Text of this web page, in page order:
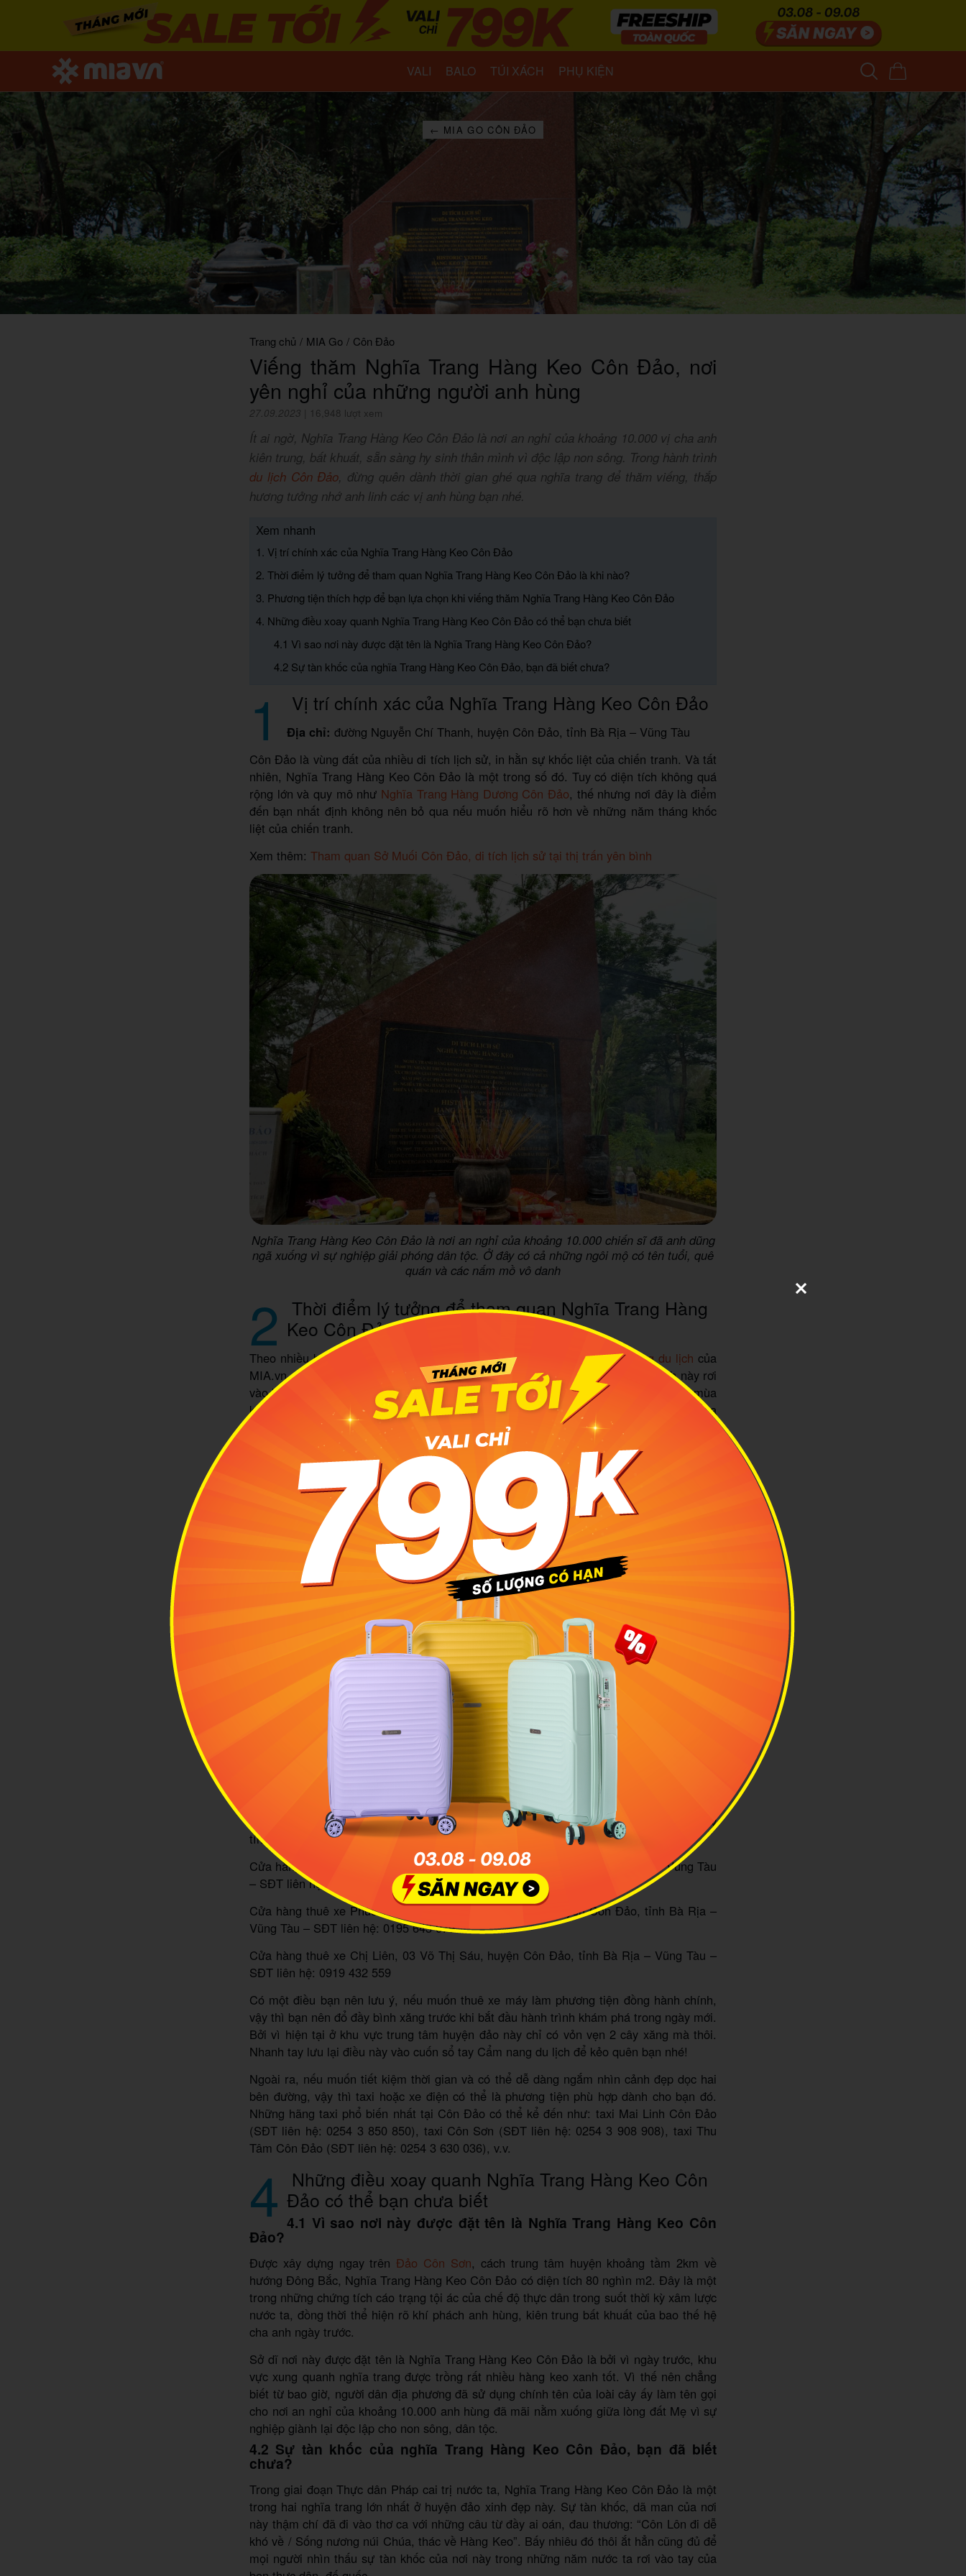
VALI BALO TÚI XÁCH PHỤ KIỆN
← MIA GO CÔN ĐẢO
Trang chủ / MIA Go / Côn Đảo
Viếng thăm Nghĩa Trang Hàng Keo Côn Đảo, nơi
yên nghỉ của những người anh hùng
27.09.2023 16,948 lượt xem
Ít ai ngờ, Nghĩa Trang Hàng Keo Côn Đảo là nơi an nghỉ của khoảng 10.000 vị cha anh
kiên trung, bất khuất, sẵn sàng hy sinh thân mình vì độc lập non sông. Trong hành trình
du lịch Côn Đảo, đừng quên dành thời gian ghé qua nghĩa trang để thăm viếng, thắp
hương tưởng nhớ anh linh các vị anh hùng bạn nhé.
Xem nhanh
1. Vị trí chính xác của Nghĩa Trang Hàng Keo Côn Đảo
2. Thời điểm lý tưởng để tham quan Nghĩa Trang Hàng Keo Côn Đảo là khi nào?
3. Phương tiện thích hợp để bạn lựa chọn khi viếng thăm Nghĩa Trang Hàng Keo Côn Đảo
4. Những điều xoay quanh Nghĩa Trang Hàng Keo Côn Đảo có thể bạn chưa biết
4.1 Vì sao nơi này được đặt tên là Nghĩa Trang Hàng Keo Côn Đảo?
4.2 Sự tàn khốc của nghĩa Trang Hàng Keo Côn Đảo, bạn đã biết chưa?
1 Vị trí chính xác của Nghĩa Trang Hàng Keo Côn Đảo
Địa chỉ: đường Nguyễn Chí Thanh, huyện Côn Đảo, tỉnh Bà Rịa – Vũng Tàu
Côn Đảo là vùng đất của nhiều di tích lịch sử, in hằn sự khốc liệt của chiến tranh. Và tất
nhiên, Nghĩa Trang Hàng Keo Côn Đảo là một trong số đó. Tuy có diện tích không quá
rộng lớn và quy mô như Nghĩa Trang Hàng Dương Côn Đảo, thế nhưng nơi đây là điểm
đến bạn nhất định không nên bỏ qua nếu muốn hiểu rõ hơn về những năm tháng khốc
liệt của chiến tranh.
Xem thêm: Tham quan Sở Muối Côn Đảo, di tích lịch sử tại thị trấn yên bình
Nghĩa Trang Hàng Keo Côn Đảo là nơi an nghỉ của khoảng 10.000 chiến sĩ đã anh dũng
ngã xuống vì sự nghiệp giải phóng dân tộc. Ở đây có cả những ngôi mộ có tên tuổi, quê
quán và các nấm mồ vô danh
2 Thời điểm lý tưởng để tham quan Nghĩa Trang Hàng
Keo Côn Đảo là khi nào?
Theo nhiều bạn từng đến Côn Đảo và chia sẻ cùng chuyên mụcCẩm nang du lịch của
MIA.vn, thời điểm lý tưởng nhất trong năm để bạn ghé thăm huyện đảo yên bình này rơi
vào khoảng từ tháng 12 đến tháng 4 năm sau. Đây là thời điểm Côn Đảo bước vào mùa
khô, thời tiết trong ngày thoáng đãng, không mưa, rất mát mẻ với các cơn gió từ khơi xa
thổi vào, mang theo dư vị mặn mòi đặc trưng của biển khơi. Nếu muốn viếng thăm và
thắp hương cho anh linh các anh hùng liệt sĩ đã ngã xuống vì độc lập non sông nơi
Nghĩa Trang Hàng Keo Côn Đảo, khoảng thời gian từ tháng 12 đến tháng 4 sẽ phù hợp
Ngược lại, nếu đến Côn Đảo vào khoảng thời gian từ tháng 5 đến tháng 11, bạn sẽ có
thể gặp nhiều trở ngại. Đây là thời điểm Côn Đảo bắt đầu bước vào mùa mưa. Mặc dù
lượng mưa không quá nhiều, chỉ kéo dài khoảng độ một tiếng mà thôi, thế nhưng việc
mưa liên tục vài ngày liền sẽ khiến mọi người gặp nhiều khó khăn khi đi tham quan, dạo
biển. Tuy khí hậu lúc này tương đối thoáng đãng, dễ chịu hơn nhưng phần nào mang
theo những bất tiện. Tùy theo nhu cầu và sở thích cá nhân, bạn có thể cân nhắc thời
điểm xuất phát thế nào để phù hợp nhất nhé.
Phương tiện thích hợp để bạn lựa chọn khi viếng
thăm Nghĩa Trang Hàng Keo Côn Đảo
Tọa lạc ngay trên trục đường Nguyễn Chí Thanh đoạn từ sân bay đi vào khu hành chính
đảo, thế nên bạn có thể dễ dàng ghé đến tham quan di tích lịch sử này bằng xe máy,
taxi, xe điện hoặc xe đạp đều được cả.
Nếu muốn chủ động trong việc di chuyển và có thể kết hợp ghé đến tham quan nhiều địa
điểm nổi tiếng khác tại địa phương, đồng thời tiết kiệm chi phí trong việc đi lại, xe máy
sẽ là lựa chọn phù hợp. Tại Côn Đảo hiện nay có nhiều các cửa hàng cho thuê xe máy
với mức giá phải chăng, dao động từ 120.000 VND đến 150.000 VND / ngày tùy theo
loại xe mà bạn chọn là xe số hoặc tay ga. Nếu muốn tìm một địa điểm thuê xe máy uy
tín tại địa phương, có thể tham khảo list mà MIA.vn gợi ý ngay bên dưới nhé:
Cửa hàng thuê xe Mộng Trinh, 36 Nguyễn Huệ, huyện Côn Đảo, tỉnh Bà Rịa – Vũng Tàu
– SĐT liên hệ: 0915 080 827
Cửa hàng thuê xe Phúc Tường, 34 Tôn Đức Thắng, K4, huyện Côn Đảo, tỉnh Bà Rịa –
Vũng Tàu – SĐT liên hệ: 0195 643 079
Cửa hàng thuê xe Chị Liên, 03 Võ Thị Sáu, huyện Côn Đảo, tỉnh Bà Rịa – Vũng Tàu –
SĐT liên hệ: 0919 432 559
Có một điều bạn nên lưu ý, nếu muốn thuê xe máy làm phương tiện đồng hành chính,
vậy thì bạn nên đổ đầy bình xăng trước khi bắt đầu hành trình khám phá trong ngày mới.
Bởi vì hiện tại ở khu vực trung tâm huyện đảo này chỉ có vỏn vẹn 2 cây xăng mà thôi.
Nhanh tay lưu lại điều này vào cuốn sổ tay Cẩm nang du lịch để kẻo quên bạn nhé!
Ngoài ra, nếu muốn tiết kiệm thời gian và có thể dễ dàng ngắm nhìn cảnh đẹp dọc hai
bên đường, vậy thì taxi hoặc xe điện có thể là phương tiện phù hợp dành cho bạn đó.
Những hãng taxi phổ biến nhất tại Côn Đảo có thể kể đến như: taxi Mai Linh Côn Đảo
(SĐT liên hệ: 0254 3 850 850), taxi Côn Sơn (SĐT liên hệ: 0254 3 908 908), taxi Thu
Tâm Côn Đảo (SĐT liên hệ: 0254 3 630 036), v.v.
4
Những điều xoay quanh Nghĩa Trang Hàng Keo Côn
Đảo có thể bạn chưa biết
4.1 Vì sao nơi này được đặt tên là Nghĩa Trang Hàng Keo Côn
Đảo?
Được xây dựng ngay trênĐảo Côn Sơn, cách trung tâm huyện khoảng tầm 2km về
hướng Đông Bắc, Nghĩa Trang Hàng Keo Côn Đảo có diện tích 80 nghìn m2. Đây là một
trong những chứng tích cáo trạng tội ác của chế độ thực dân trong suốt thời kỳ xâm lược
nước ta, đồng thời thể hiện rõ khí phách anh hùng, kiên trung bất khuất của bao thế hệ
cha anh ngày trước.
Sở dĩ nơi này được đặt tên là Nghĩa Trang Hàng Keo Côn Đảo là bởi vì ngày trước, khu
vực xung quanh nghĩa trang được trồng rất nhiều hàng keo xanh tốt. Vì thế nên chẳng
biết từ bao giờ, người dân địa phương đã sử dụng chính tên của loài cây ấy làm tên gọi
cho nơi an nghỉ của khoảng 10.000 anh hùng đã mãi nằm xuống giữa lòng đất Mẹ vì sự
nghiệp giành lại độc lập cho non sông, dân tộc.
4.2 Sự tàn khốc của nghĩa Trang Hàng Keo Côn Đảo, bạn đã biết
chưa?
Trong giai đoạn Thực dân Pháp cai trị nước ta, Nghĩa Trang Hàng Keo Côn Đảo là một
trong hai nghĩa trang lớn nhất ở huyện đảo xinh đẹp này. Sự tàn khốc, dã man của nơi
này thậm chí đã đi vào thơ ca với những câu từ đầy ai oán, đau thương: “Côn Lôn đi dễ
khó về / Sống nương núi Chúa, thác về Hàng Keo”. Bấy nhiêu đó thôi ắt hẳn cũng đủ để
mọi người nhìn thấu sự tàn khốc của nơi này trong những năm nước ta rơi vào tay của